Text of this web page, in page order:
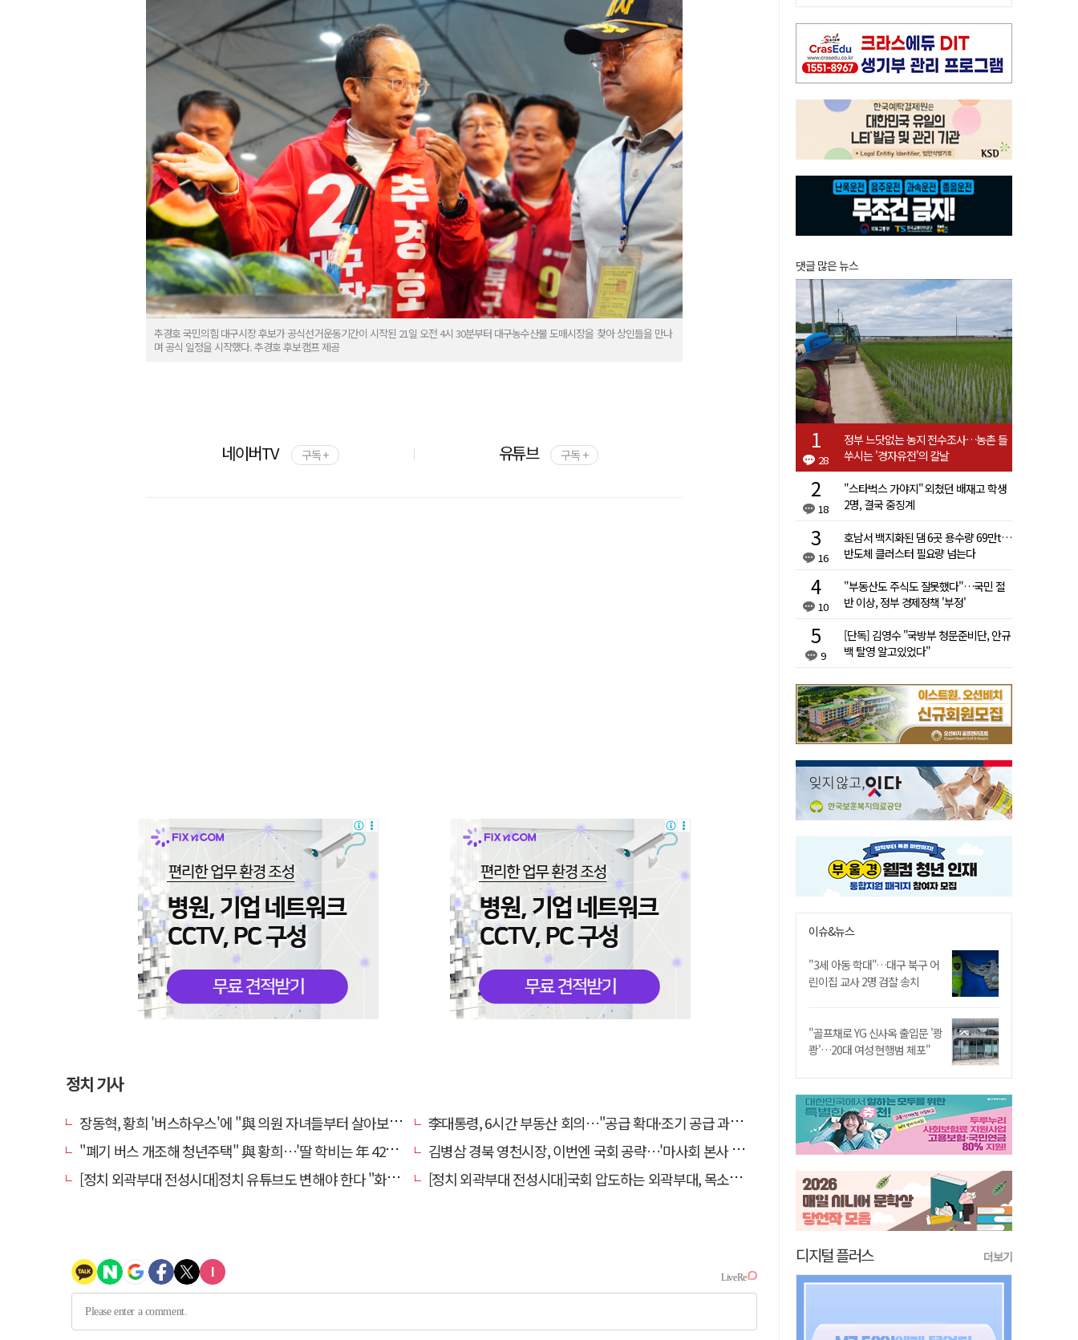
추경호 국민의힘 대구시장 후보가 공식선거운동기간이 시작된 21일 오전 4시 30분부터 대구농수산물 도매시장을 찾아 상인들을 만나
며 공식 일정을 시작했다. 추경호 후보캠프 제공
네이버TV 구독 + 유튜브 구독 +
정치 기사
장동혁, 황희 '버스하우스'에 "與 의원 자녀들부터 살아보면 어떨까?"
李대통령, 6시간 부동산 회의…"공급 확대·조기 공급 과감히 실천"
"폐기 버스 개조해 청년주택" 與 황희…'딸 학비는 年 4200만원'
김병삼 경북 영천시장, 이번엔 국회 공략…'마사회 본사 이전·광역교통망 확충' 요청
[정치 외곽부대 전성시대]정치 유튜브도 변해야 한다 "화합과 존중"
[정치 외곽부대 전성시대]국회 압도하는 외곽부대, 목소리 왜 커지나?
댓글 많은 뉴스
28
정부 느닷없는 농지 전수조사…농촌 들
쑤시는 '경자유전'의 칼날
18
"스타벅스 가야지" 외쳤던 배재고 학생
2명, 결국 중징계
16
호남서 백지화된 댐 6곳 용수량 69만t…
반도체 클러스터 필요량 넘는다
10
"부동산도 주식도 잘못했다"…국민 절
반 이상, 정부 경제정책 '부정'
9
[단독] 김영수 "국방부 청문준비단, 안규
백 탈영 알고있었다"
이슈&뉴스
"3세 아동 학대"…대구 북구 어
린이집 교사 2명 검찰 송치
"골프채로 YG 신사옥 출입문 '쾅
쾅'…20대 여성 현행범 체포"
디지털 플러스 더보기